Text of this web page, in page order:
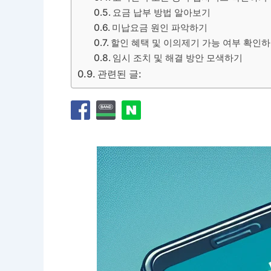
요금 납부 방법 알아보기
미납요금 원인 파악하기
할인 혜택 및 이의제기 가능 여부 확인
임시 조치 및 해결 방안 모색하기
관련된 글: